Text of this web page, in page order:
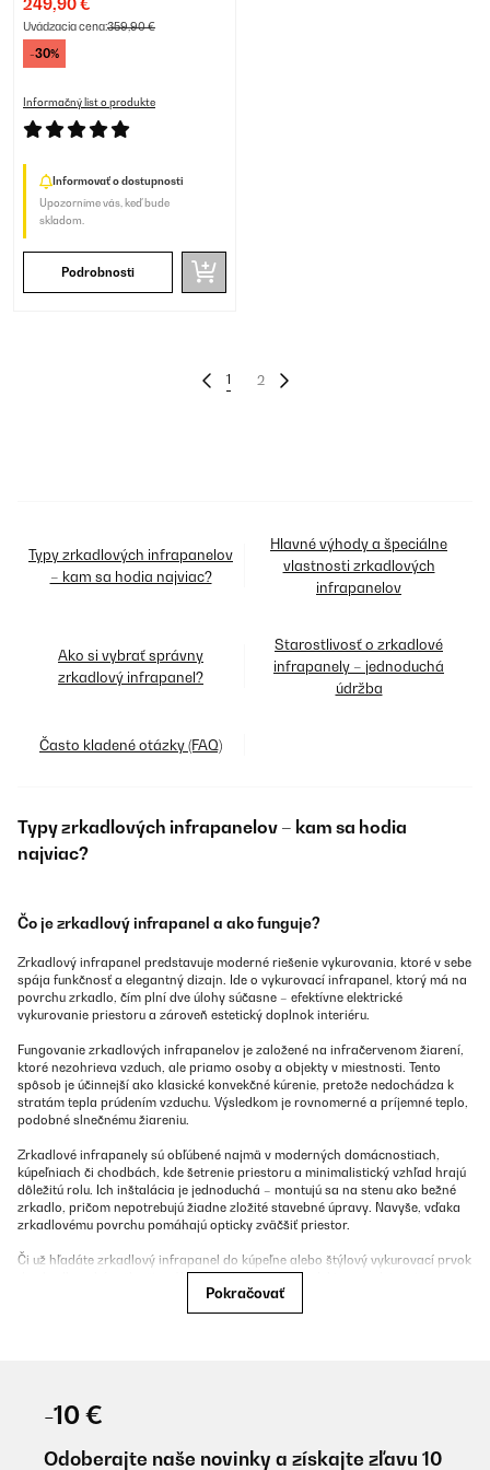
249,90 €
Uvádzacia cena:359,90 €
-30%
Informačný list o produkte
Informovať o dostupnosti
Upozorníme vás, keď bude
skladom.
Podrobnosti
1 2
Typy zrkadlových infrapanelov
– kam sa hodia najviac?
Hlavné výhody a špeciálne
vlastnosti zrkadlových
infrapanelov
Ako si vybrať správny
zrkadlový infrapanel?
Starostlivosť o zrkadlové
infrapanely – jednoduchá
údržba
Často kladené otázky (FAQ)
Typy zrkadlových infrapanelov – kam sa hodia
najviac?
Čo je zrkadlový infrapanel a ako funguje?
Zrkadlový infrapanel predstavuje moderné riešenie vykurovania, ktoré v sebe
spája funkčnosť a elegantný dizajn. Ide o vykurovací infrapanel, ktorý má na
povrchu zrkadlo, čím plní dve úlohy súčasne – efektívne elektrické
vykurovanie priestoru a zároveň estetický doplnok interiéru.
Fungovanie zrkadlových infrapanelov je založené na infračervenom žiarení,
ktoré nezohrieva vzduch, ale priamo osoby a objekty v miestnosti. Tento
spôsob je účinnejší ako klasické konvekčné kúrenie, pretože nedochádza k
stratám tepla prúdením vzduchu. Výsledkom je rovnomerné a príjemné teplo,
podobné slnečnému žiareniu.
Zrkadlové infrapanely sú obľúbené najmä v moderných domácnostiach,
kúpeľniach či chodbách, kde šetrenie priestoru a minimalistický vzhľad hrajú
dôležitú rolu. Ich inštalácia je jednoduchá – montujú sa na stenu ako bežné
zrkadlo, pričom nepotrebujú žiadne zložité stavebné úpravy. Navyše, vďaka
zrkadlovému povrchu pomáhajú opticky zväčšiť priestor.
Či už hľadáte zrkadlový infrapanel do kúpeľne alebo štýlový vykurovací prvok
do chodby, obývačky či spálne, táto kategória produktov predstavuje
inovatívne riešenie pre každého, kto chce spojiť funkčnosť a dizajn.
Zrkadlové infrapanely sú dostupné v rôznych veľkostiach, tvaroch a
individuálnym požiadavkám. Výber správneho typu závisí najmä od miesta,
Pokračovať
-10 €
Odoberajte naše novinky a získajte zľavu 10